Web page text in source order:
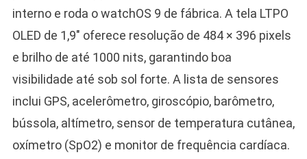
interno e roda o watchOS 9 de fábrica. A tela LTPO
OLED de 1,9″ oferece resolução de 484 × 396 pixels
e brilho de até 1000 nits, garantindo boa
visibilidade até sob sol forte. A lista de sensores
inclui GPS, acelerômetro, giroscópio, barômetro,
bússola, altímetro, sensor de temperatura cutânea,
oxímetro (SpO2) e monitor de frequência cardíaca.